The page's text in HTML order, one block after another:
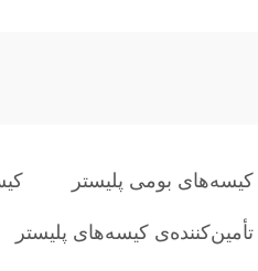
کیسه‌های بومی پلیستر
تأمین‌کننده‌ی کیسه‌های پلیستر